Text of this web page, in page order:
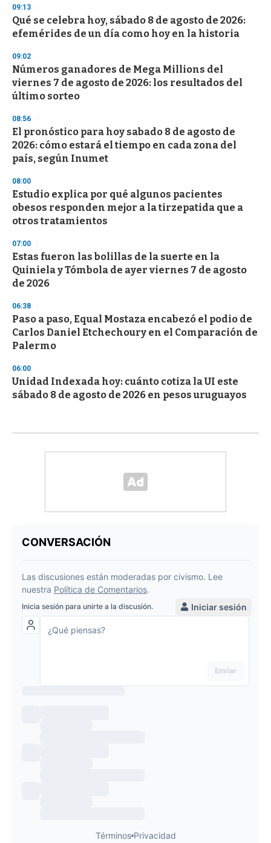
s
e
c
o
d
s
09:13
Qué se celebra hoy, sábado 8 de agosto de 2026:
efemérides de un día como hoy en la historia
09:02
Números ganadores de Mega Millions del
viernes 7 de agosto de 2026: los resultados del
último sorteo
08:56
El pronóstico para hoy sabado 8 de agosto de
2026: cómo estará el tiempo en cada zona del
país, según Inumet
08:00
Estudio explica por qué algunos pacientes
obesos responden mejor a la tirzepatida que a
otros tratamientos
07:00
Estas fueron las bolillas de la suerte en la
Quiniela y Tómbola de ayer viernes 7 de agosto
de 2026
06:38
Paso a paso, Equal Mostaza encabezó el podio de
Carlos Daniel Etchechoury en el Comparación de
Palermo
06:00
Unidad Indexada hoy: cuánto cotiza la UI este
sábado 8 de agosto de 2026 en pesos uruguayos